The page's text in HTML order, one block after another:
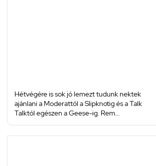
Hétvégére is sok jó lemezt tudunk nektek
ajánlani a Moderattól a Slipknotig és a Talk
Talktól egészen a Geese-ig. Rem...